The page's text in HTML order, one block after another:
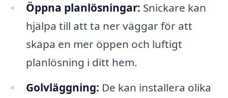
Öppna planlösningar: Snickare kan
hjälpa till att ta ner väggar för att
skapa en mer öppen och luftigt
planlösning i ditt hem.
Golvläggning: De kan installera olika